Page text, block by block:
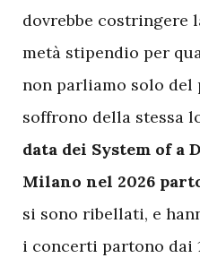
dovrebbe costringere
metà stipendio per
non parliamo solo del
soffrono della stessa
data dei System of a
Milano nel 2026
si sono ribellati, e
i concerti partono dai